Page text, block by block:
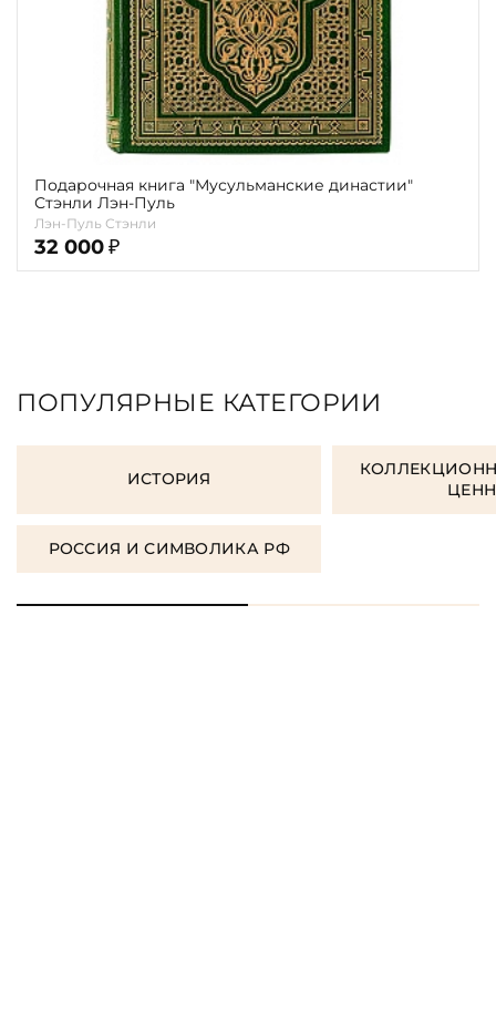
Подарочная книга "Мусульманские династии"
Стэнли Лэн-Пуль
Лэн-Пуль Стэнли
32 000 ₽
ПОПУЛЯРНЫЕ КАТЕГОРИИ
ИСТОРИЯ
РОССИЯ И СИМВОЛИКА РФ